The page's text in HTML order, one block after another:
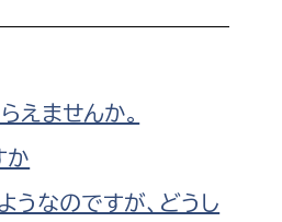
市民活動・地域づくり
者部
策課
えませんか。
か
うなのですが、どうし